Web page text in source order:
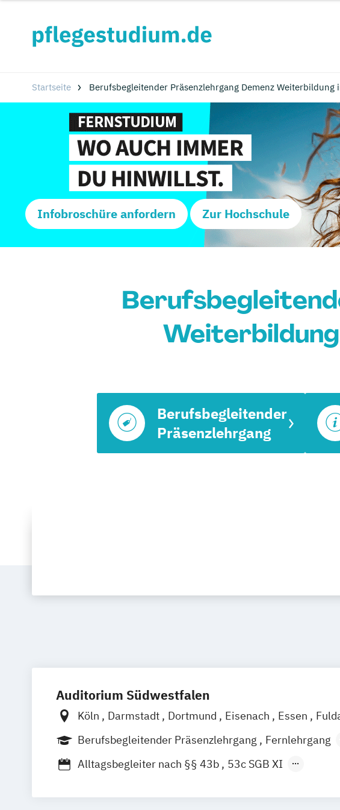
Startseite Berufsbegleitender Präsenzlehrgang Demenz Weiterbildung
Infobroschüre anfordern Zur Hochschule
Berufsbegleitender
Präsenzlehrgang
Auditorium Südwestfalen
Köln Darmstadt Dortmund Eisenach Essen
Gießen
Hamburg Hannover Kassel
Koblenz
Mannheim
Trier
Berufsbegleitender Präsenzlehrgang
Fernlehrgang
Vollzeit
Alltagsbegleiter nach §§ 43b
53c SGB XI
Fachexperte für Palliative Care